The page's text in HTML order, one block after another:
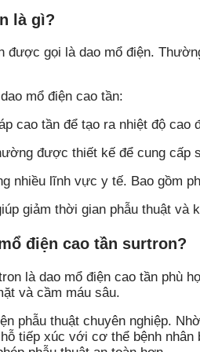
là gì?
được gọi là dao mổ điện.
mổ điện cao tần:
cao tần để tạo ra nhiệt độ cao
được thiết kế để cung
nhiều lĩnh vực y tế. Bao gồm
giảm thời gian phẫu thuật
điện cao tần surtron?
là dao mổ điện cao tần phù
và cầm máu sâu.
phẫu thuật chuyên nghiệp.
tiếp xúc với cơ thể bệnh